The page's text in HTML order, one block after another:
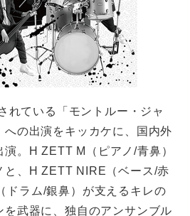
れている「モントルー・ジャ
への出演をキッカケに、国内外
。H ZETT M（ピアノ/青鼻）
と、H ZETT NIRE（ベース/赤
ドラム/銀鼻）が支えるキレの
を武器に、独自のアンサンブル